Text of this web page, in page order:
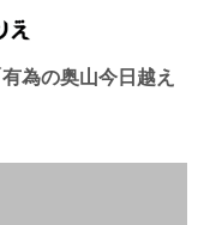
為の奥山今日越え